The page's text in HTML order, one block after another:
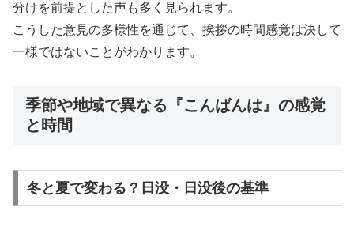
分けを前提とした声も多く見られます。
こうした意見の多様性を通じて、挨拶の時間感覚は決して
一様ではないことがわかります。
季節や地域で異なる『こんばんは』の感覚
と時間
冬と夏で変わる？日没・日没後の基準